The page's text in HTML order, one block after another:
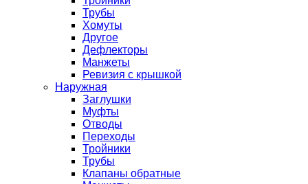
Трубы
Хомуты
Другое
Дефлекторы
Манжеты
Ревизия с крышкой
Наружная
Заглушки
Муфты
Отводы
Переходы
Тройники
Трубы
Клапаны обратные